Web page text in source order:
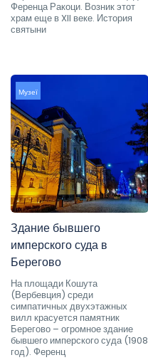
Ференца Ракоци. Возник этот
храм еще в XII веке. История
святыни
Музеї
Здание бывшего
имперского суда в
Берегово
На площади Кошута
(Вербевция) среди
симпатичных двухэтажных
вилл красуется памятник
Берегово – огромное здание
бывшего имперского суда (1908
год). Ференц